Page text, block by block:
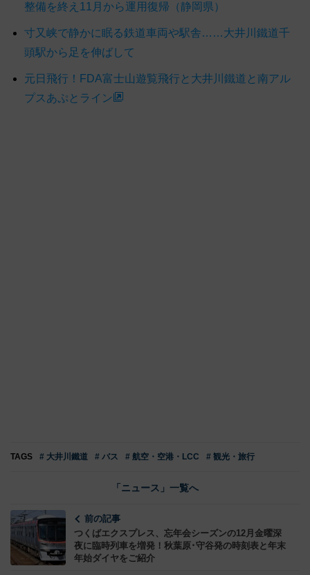
整備を終え11月から運用復帰（静岡県）
寸又峡で静かに眠る鉄道車両や駅舎……大井川鐵道千
頭駅から足を伸ばして
元日飛行！FDA富士山遊覧飛行と大井川鐵道と南アル
プスあぷとライン
TAGS # 大井川鐵道 # バス # 航空・空港・LCC # 観光・旅行
「ニュース」一覧へ
前の記事
つくばエクスプレス、忘年会シーズンの12月金曜深
夜に臨時列車を増発！秋葉原･守谷発の時刻表と年末
年始ダイヤをご紹介